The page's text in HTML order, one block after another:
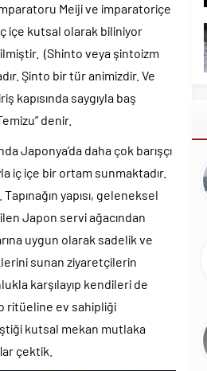
Meiji ve imparatoriçe
içe kutsal olarak biliniyor
(Shinto veya şintoizm
Şinto bir tür animizdir. Ve
kapısında saygıyla baş
denir.
Japonya’da daha çok barışçı
iç içe bir ortam sunmaktadır.
yapısı, geleneksel
Japon servi ağacından
uygun olarak sadelik ve
sunan ziyaretçilerin
karşılayıp kendileri de
ritüeline ev sahipliği
kutsal mekan mutlaka
çektik.